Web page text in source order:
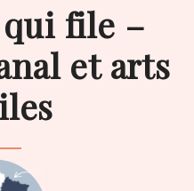
file –
et arts